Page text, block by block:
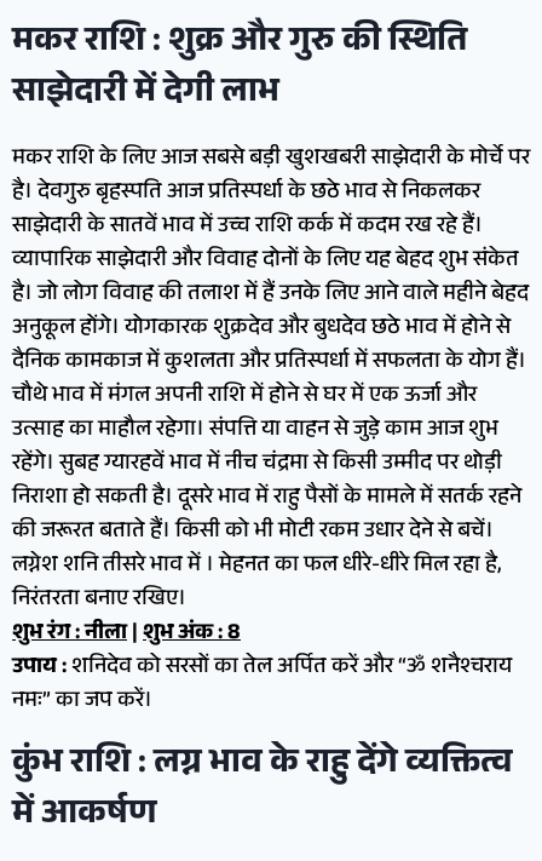
मकर राशि : शुक्र और गुरु की स्थिति
साझेदारी में देगी लाभ
मकर राशि के लिए आज सबसे बड़ी खुशखबरी साझेदारी के मोर्चे पर
है। देवगुरु बृहस्पति आज प्रतिस्पर्धा के छठे भाव से निकलकर
साझेदारी के सातवें भाव में उच्च राशि कर्क में कदम रख रहे हैं।
व्यापारिक साझेदारी और विवाह दोनों के लिए यह बेहद शुभ संकेत
है। जो लोग विवाह की तलाश में हैं उनके लिए आने वाले महीने बेहद
अनुकूल होंगे। योगकारक शुक्रदेव और बुधदेव छठे भाव में होने से
दैनिक कामकाज में कुशलता और प्रतिस्पर्धा में सफलता के योग हैं।
चौथे भाव में मंगल अपनी राशि में होने से घर में एक ऊर्जा और
उत्साह का माहौल रहेगा। संपत्ति या वाहन से जुड़े काम आज शुभ
रहेंगे। सुबह ग्यारहवें भाव में नीच चंद्रमा से किसी उम्मीद पर थोड़ी
निराशा हो सकती है। दूसरे भाव में राहु पैसों के मामले में सतर्क रहने
की जरूरत बताते हैं। किसी को भी मोटी रकम उधार देने से बचें।
लग्नेश शनि तीसरे भाव में । मेहनत का फल धीरे-धीरे मिल रहा है,
निरंतरता बनाए रखिए।
शुभ रंग : नीला|शुभ अंक : 8
उपाय :शनिदेव को सरसों का तेल अर्पित करें और “ॐ शनैश्चराय
नमः” का जप करें।
कुंभ राशि : लग्न भाव के राहु देंगे व्यक्तित्व
में आकर्षण